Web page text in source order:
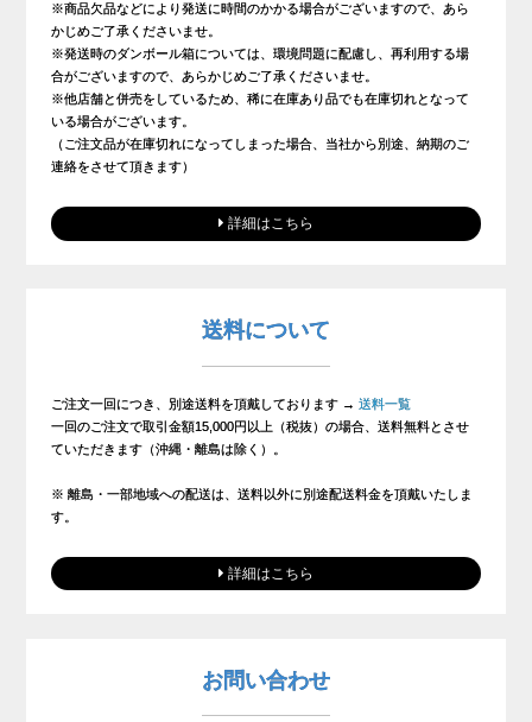
※商品欠品などにより発送に時間のかかる場合がございますので、あら
かじめご了承くださいませ。
※発送時のダンボール箱については、環境問題に配慮し、再利用する場
合がございますので、あらかじめご了承くださいませ。
※他店舗と併売をしているため、稀に在庫あり品でも在庫切れとなって
いる場合がございます。
（ご注文品が在庫切れになってしまった場合、当社から別途、納期のご
連絡をさせて頂きます）
詳細はこちら
送料について
ご注文一回につき、別途送料を頂戴しております → 送料一覧
一回のご注文で取引金額15,000円以上（税抜）の場合、送料無料とさせ
ていただきます（沖縄・離島は除く）。
※ 離島・一部地域への配送は、送料以外に別途配送料金を頂戴いたしま
す。
詳細はこちら
お問い合わせ